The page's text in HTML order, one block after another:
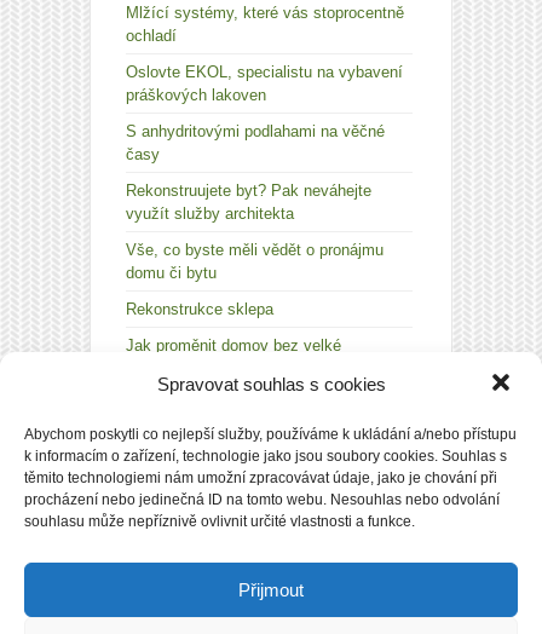
Spravovat souhlas s cookies
Abychom poskytli co nejlepší služby, používáme k ukládání a/nebo přístupu
k informacím o zařízení, technologie jako jsou soubory cookies. Souhlas s
těmito technologiemi nám umožní zpracovávat údaje, jako je chování při
procházení nebo jedinečná ID na tomto webu. Nesouhlas nebo odvolání
souhlasu může nepříznivě ovlivnit určité vlastnosti a funkce.
Přijmout
Mlžící systémy, které vás stoprocentně
ochladí
Oslovte EKOL, specialistu na vybavení
práškových lakoven
S anhydritovými podlahami na věčné
časy
Rekonstruujete byt? Pak neváhejte
využít služby architekta
Vše, co byste měli vědět o pronájmu
domu či bytu
Rekonstrukce sklepa
Jak proměnit domov bez velké
tisíc a dobrý nápad
PŘIHLÁSIT